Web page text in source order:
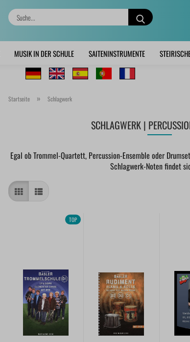
Suche...
MUSIK IN DER SCHULE SAITENINSTRUMENTE
Startseite » Schlagwerk
SCHLAGWERK |
Egal ob Trommel-Quartett, Percussion-Ensemble oder
Schlagwerk-Noten findet
TOP